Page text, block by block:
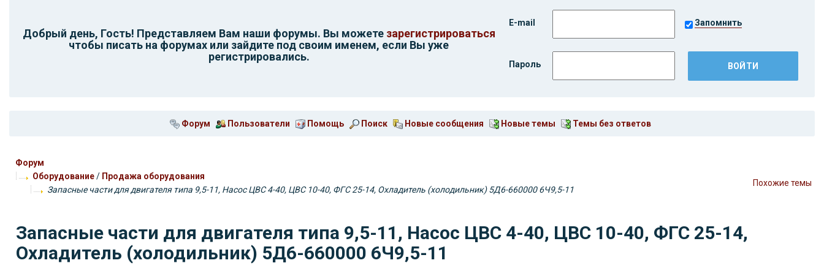
Добрый день, Гость! Представляем Вам наши форумы. Вы можете зарегистрироваться
чтобы писать на форумах или зайдите под своим именем, если Вы уже
регистрировались.
E-mail Запомнить
Пароль
Форум Пользователи Помощь Поиск Новые сообщения Новые темы Темы без ответов
Форум
Оборудование/ Продажа оборудования
Запасные части для двигателя типа 9,5-11, Насос ЦВС 4-40, ЦВС 10-40, ФГС 25-14, Охладитель (холодильник) 5Д6-660000 6Ч9,5-11
Похожие темы
Запасные части для двигателя типа 9,5-11, Насос ЦВС 4-40, ЦВС 10-40, ФГС 25-14,
Охладитель (холодильник) 5Д6-660000 6Ч9,5-11